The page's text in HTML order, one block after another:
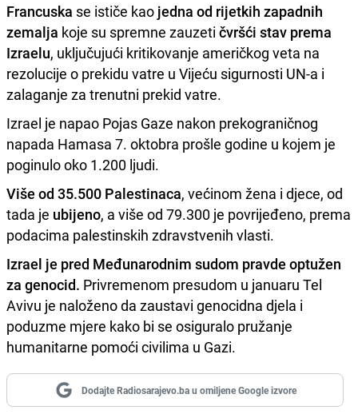
Francuska se ističe kao jedna od rijetkih zapadnih
zemalja koje su spremne zauzeti čvršći stav prema
Izraelu, uključujući kritikovanje američkog veta na
rezolucije o prekidu vatre u Vijeću sigurnosti UN-a i
zalaganje za trenutni prekid vatre.
Izrael je napao Pojas Gaze nakon prekograničnog
napada Hamasa 7. oktobra prošle godine u kojem je
poginulo oko 1.200 ljudi.
Više od 35.500 Palestinaca, većinom žena i djece, od
tada je ubijeno, a više od 79.300 je povrijeđeno, prema
podacima palestinskih zdravstvenih vlasti.
Izrael je pred Međunarodnim sudom pravde optužen
za genocid. Privremenom presudom u januaru Tel
Avivu je naloženo da zaustavi genocidna djela i
poduzme mjere kako bi se osiguralo pružanje
humanitarne pomoći civilima u Gazi.
Dodajte Radiosarajevo.ba u omiljene Google izvore